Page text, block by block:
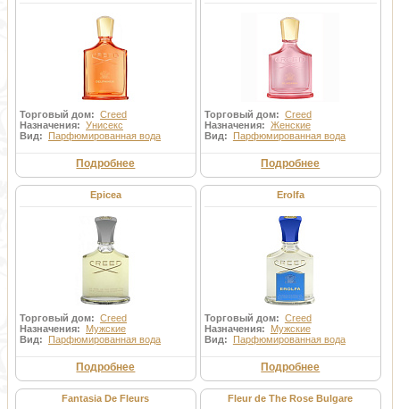
Торговый дом: Creed
Назначения: Унисекс
Вид: Парфюмированная вода
Подробнее
Торговый дом: Creed
Назначения: Женские
Вид: Парфюмированная вода
Подробнее
Epicea
Торговый дом: Creed
Назначения: Мужские
Вид: Парфюмированная вода
Подробнее
Erolfa
Торговый дом: Creed
Назначения: Мужские
Вид: Парфюмированная вода
Подробнее
Fantasia De Fleurs Fleur de The Rose Bulgare